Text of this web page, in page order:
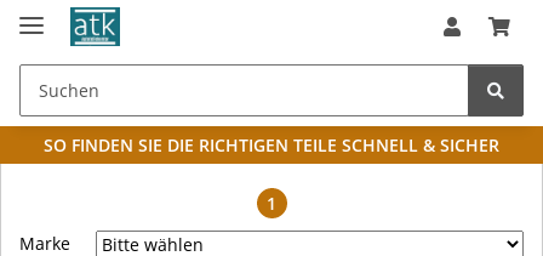
SO FINDEN SIE DIE RICHTIGEN TEILE SCHNELL & SICHER
1
Marke